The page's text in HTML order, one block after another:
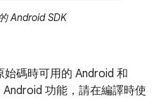
Android SDK
始碼時可用的 Android 和
功能，請在編譯時使